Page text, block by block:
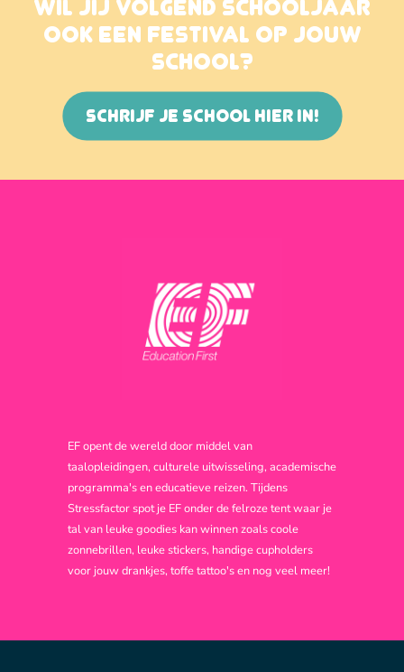
WIL JIJ VOLGEND SCHOOLJAAR
OOK EEN FESTIVAL OP JOUW
SCHOOL?
SCHRIJF JE SCHOOL HIER IN!
EF opent de wereld door middel van
taalopleidingen, culturele uitwisseling, academische
programma's en educatieve reizen. Tijdens
Stressfactor spot je EF onder de felroze tent waar je
tal van leuke goodies kan winnen zoals coole
zonnebrillen, leuke stickers, handige cupholders
voor jouw drankjes, toffe tattoo's en nog veel meer!